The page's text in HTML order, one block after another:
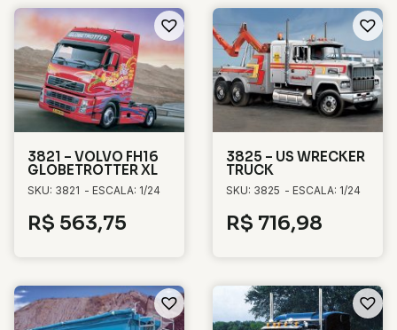
3821 – VOLVO FH16
GLOBETROTTER XL
SKU: 3821 - ESCALA: 1/24
R$ 563,75
3825 – US WRECKER
TRUCK
SKU: 3825 - ESCALA: 1/24
R$ 716,98